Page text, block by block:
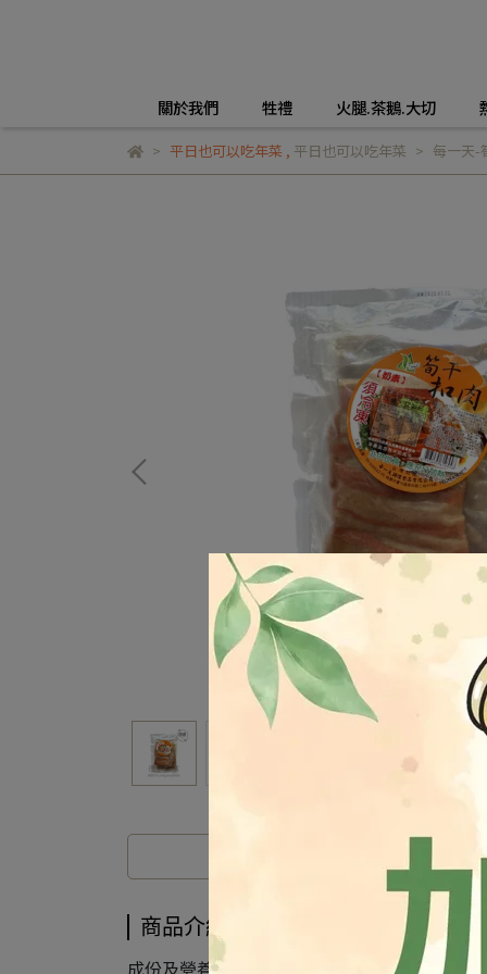
關於我們 牲禮 火腿.茶鵝.大切
平日也可以吃年菜, 平日也可以吃年菜 每一天-
商品介紹
成份及營養標示如圖所示，若與圖片有差異時